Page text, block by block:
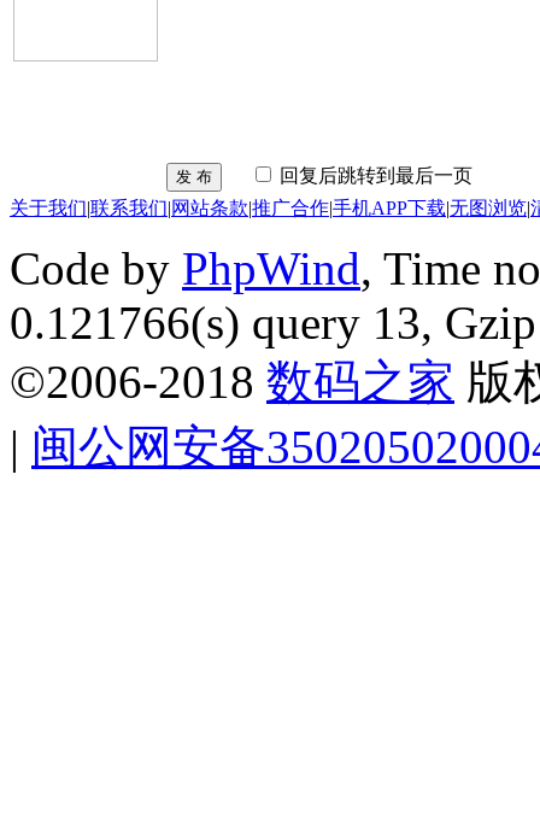
发 布
回复后跳转到最后一页
关于我们|联系我们|网站条款|推广合作|手机APP下载|无图浏览|
Code by PhpWind, Time
0.121766(s) query 13,
©2006-2018 数码之家 版
| 闽公网安备